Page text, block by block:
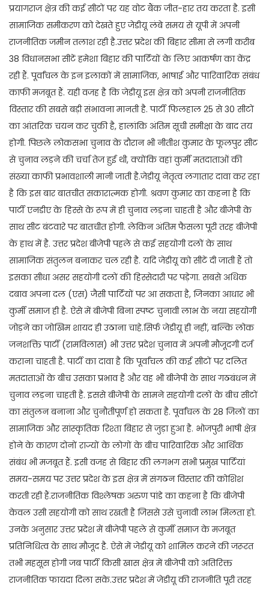
प्रयागराज क्षेत्र की कई सीटों पर यह वोट बैंक जीत-हार तय करता है. इसी
सामाजिक समीकरण को देखते हुए जेडीयू लंबे समय से यूपी में अपनी
राजनीतिक जमीन तलाश रही है.उत्तर प्रदेश की बिहार सीमा से लगी करीब
38 विधानसभा सीटें हमेशा बिहार की पार्टियों के लिए आकर्षण का केंद्र
रही हैं. पूर्वांचल के इन इलाकों में सामाजिक, भाषाई और पारिवारिक संबंध
काफी मजबूत हैं. यही वजह है कि जेडीयू इस क्षेत्र को अपनी राजनीतिक
विस्तार की सबसे बड़ी संभावना मानती है. पार्टी फिलहाल 25 से 30 सीटों
का आंतरिक चयन कर चुकी है, हालांकि अंतिम सूची समीक्षा के बाद तय
होगी. पिछले लोकसभा चुनाव के दौरान भी नीतीश कुमार के फूलपुर सीट
से चुनाव लड़ने की चर्चा तेज हुई थी, क्योंकि वहां कुर्मी मतदाताओं की
संख्या काफी प्रभावशाली मानी जाती है.जेडीयू नेतृत्व लगातार दावा कर रहा
है कि इस बार बातचीत सकारात्मक होगी. श्रवण कुमार का कहना है कि
पार्टी एनडीए के हिस्से के रूप में ही चुनाव लड़ना चाहती है और बीजेपी के
साथ सीट बंटवारे पर बातचीत होगी. लेकिन अंतिम फैसला पूरी तरह बीजेपी
के हाथ में है. उत्तर प्रदेश बीजेपी पहले से कई सहयोगी दलों के साथ
सामाजिक संतुलन बनाकर चल रही है. यदि जेडीयू को सीटें दी जाती हैं तो
इसका सीधा असर सहयोगी दलों की हिस्सेदारी पर पड़ेगा. सबसे अधिक
दबाव अपना दल (एस) जैसी पार्टियों पर आ सकता है, जिनका आधार भी
कुर्मी समाज ही है. ऐसे में बीजेपी बिना स्पष्ट चुनावी लाभ के नया सहयोगी
जोड़ने का जोखिम शायद ही उठाना चाहे.सिर्फ जेडीयू ही नहीं, बल्कि लोक
जनशक्ति पार्टी (रामविलास) भी उत्तर प्रदेश चुनाव में अपनी मौजूदगी दर्ज
कराना चाहती है. पार्टी का दावा है कि पूर्वांचल की कई सीटों पर दलित
मतदाताओं के बीच उसका प्रभाव है और वह भी बीजेपी के साथ गठबंधन में
चुनाव लड़ना चाहती है. इससे बीजेपी के सामने सहयोगी दलों के बीच सीटों
का संतुलन बनाना और चुनौतीपूर्ण हो सकता है. पूर्वांचल के 28 जिलों का
सामाजिक और सांस्कृतिक रिश्ता बिहार से जुड़ा हुआ है. भोजपुरी भाषी क्षेत्र
होने के कारण दोनों राज्यों के लोगों के बीच पारिवारिक और आर्थिक
संबंध भी मजबूत हैं. इसी वजह से बिहार की लगभग सभी प्रमुख पार्टियां
समय-समय पर उत्तर प्रदेश के इस क्षेत्र में संगठन विस्तार की कोशिश
करती रही हैं.राजनीतिक विश्लेषक अरुण पांडे का कहना है कि बीजेपी
केवल उसी सहयोगी को साथ रखती है जिससे उसे चुनावी लाभ मिलता हो.
उनके अनुसार उत्तर प्रदेश में बीजेपी पहले से कुर्मी समाज के मजबूत
प्रतिनिधित्व के साथ मौजूद है. ऐसे में जेडीयू को शामिल करने की जरूरत
तभी महसूस होगी जब पार्टी किसी खास क्षेत्र में बीजेपी को अतिरिक्त
राजनीतिक फायदा दिला सके.उत्तर प्रदेश में जेडीयू की राजनीति पूरी तरह